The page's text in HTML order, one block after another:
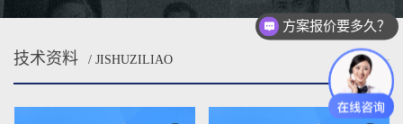
技术资料 / JISHUZILIAO MORE
方案报价要多久？